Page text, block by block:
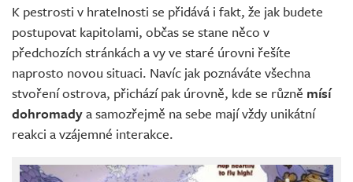
K pestrosti v hratelnosti se přidává i fakt, že jak budete
postupovat kapitolami, občas se stane něco v
předchozích stránkách a vy ve staré úrovni řešíte
naprosto novou situaci. Navíc jak poznáváte všechna
stvoření ostrova, přichází pak úrovně, kde se různě mísí
dohromadya samozřejmě na sebe mají vždy unikátní
reakci a vzájemné interakce.